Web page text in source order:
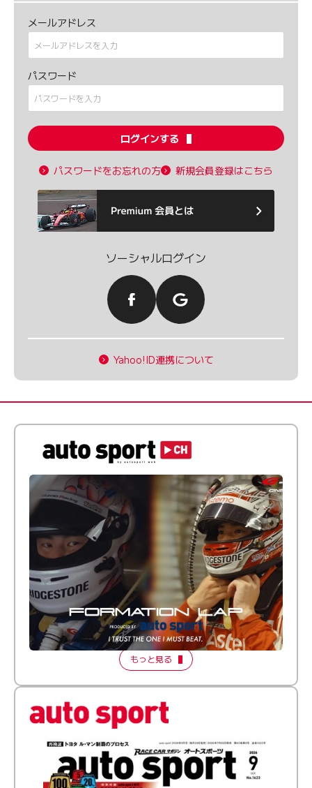
メールアドレス
パスワード
ログインする
パスワードをお忘れの方 新規会員登録はこちら
ソーシャルログイン
Yahoo!ID連携について
倒す相手を、信じてる。小林利徠斗 × 野村勇斗
【FORMATION LAP Produced by auto sport】
2026 Episode 2
もっと見る